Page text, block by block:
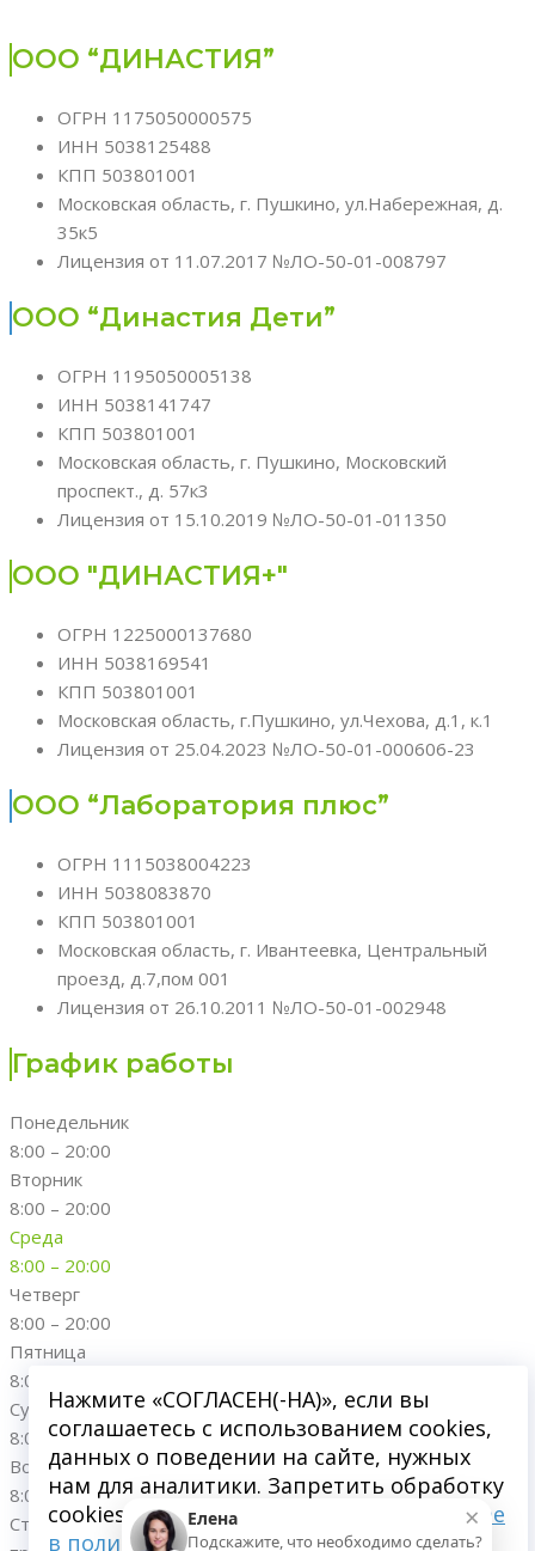
ООО “ДИНАСТИЯ”
ОГРН 1175050000575
ИНН 5038125488
КПП 503801001
Московская область, г. Пушкино, ул.Набережная, д.
35к5
Лицензия от 11.07.2017 №ЛО-50-01-008797
ООО “Династия Дети”
ОГРН 1195050005138
ИНН 5038141747
КПП 503801001
Московская область, г. Пушкино, Московский
проспект., д. 57к3
Лицензия от 15.10.2019 №ЛО-50-01-011350
ООО "ДИНАСТИЯ+"
ОГРН 1225000137680
ИНН 5038169541
КПП 503801001
Московская область, г.Пушкино, ул.Чехова, д.1, к.1
Лицензия от 25.04.2023 №ЛО-50-01-000606-23
ООО “Лаборатория плюс”
ОГРН 1115038004223
ИНН 5038083870
КПП 503801001
Московская область, г. Ивантеевка, Центральный
проезд, д.7,пом 001
Лицензия от 26.10.2011 №ЛО-50-01-002948
График работы
Понедельник
8:00 – 20:00
Вторник
8:00 – 20:00
Среда
8:00 – 20:00
Четверг
8:00 – 20:00
Пятница
8:00 – 20:00
Суббота
8:00 – 20:00
Воскресенье
8:00 – 20:00
Стоматологическая клиника "Династия"; 2016-
. Все
Нажмите «СОГЛАСЕН(-НА)», если вы
соглашаетесь с использованием cookies,
данных о поведении на сайте, нужных
нам для аналитики. Запретить обработку
cookies можете через браузер.
Подробнее
в политике обработки персональных
×
Елена
Подскажите, что необходимо сделать?